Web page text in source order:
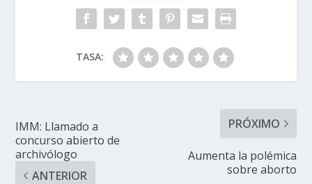
TASA:
IMM: Llamado a
concurso abierto de
archivólogo
ANTERIOR
PRÓXIMO
Aumenta la polémica
sobre aborto